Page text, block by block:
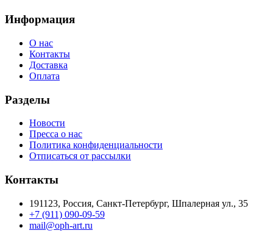
Информация
О нас
Контакты
Доставка
Оплата
Разделы
Новости
Пресса о нас
Политика конфиденциальности
Отписаться от рассылки
Контакты
191123, Россия, Санкт-Петербург, Шпалерная ул., 35
+7 (911) 090-09-59
mail@oph-art.ru